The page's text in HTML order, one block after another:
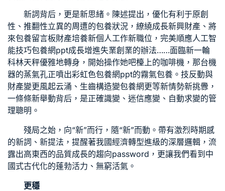
新詞背后，更是新思緒。陳述提出，優化有利于原創
性、推翻性立異的周遭的包養狀況，繚繞成長新興財產、將
來包養留言板財產培養新個人工作新職位，完美順應人工智
能技巧包養網ppt成長增進失業創業的辦法……面臨新一輪
科林天秤優雅地轉身，開始操作她吧檯上的咖啡機，那台機
器的蒸氣孔正噴出彩虹色包養網ppt的霧氣包養 。技反動與
財產變更風起云涌、生齒構造變包養網更等新情勢新挑釁，
一條條新舉動背后，是正確識變、迷信應變、自動求變的管
理聰明。
殘局之始，向“新”而行，隨“新”而動。帶有激烈時期感
的新詞、新提法，提醒著我國經濟轉型進級的深層邏輯，流
露出高東西的品質成長的趨向password，更讓我們看到中
國式古代化的蓬勃活力、無窮活氣。
更穩